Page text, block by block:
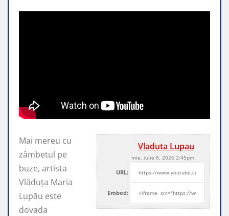
Vladuta Lupau
mie, iulie 8, 2026 2:45pm
URL:
Embed:
Mai mereu cu
zâmbetul pe
buze, artista
Vlăduța Maria
Lupău este
dovada